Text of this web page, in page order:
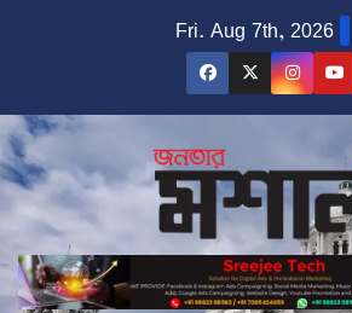
Fri. Aug 7th, 2026